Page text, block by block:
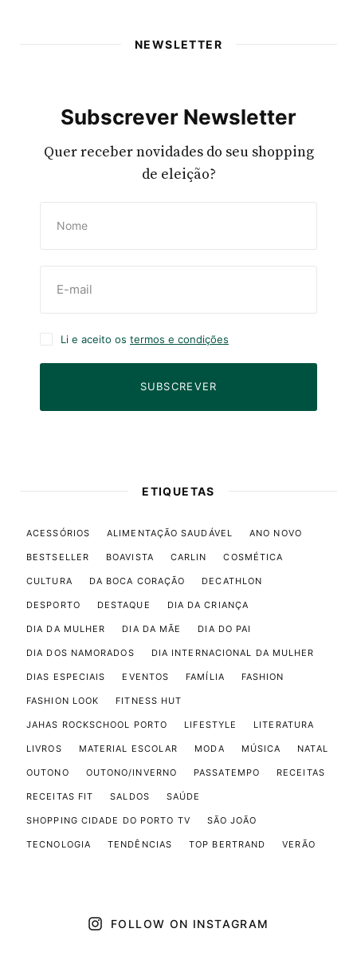
NEWSLETTER
Subscrever Newsletter
Quer receber novidades do seu shopping
de eleição?
Li e aceito os termos e condições
SUBSCREVER
ETIQUETAS
ACESSÓRIOS ALIMENTAÇÃO SAUDÁVEL ANO NOVO
BESTSELLER BOAVISTA CARLIN COSMÉTICA
CULTURA DA BOCA CORAÇÃO DECATHLON
DESPORTO DESTAQUE DIA DA CRIANÇA
DIA DA MULHER DIA DA MÃE DIA DO PAI
DIA DOS NAMORADOS DIA INTERNACIONAL DA MULHER
DIAS ESPECIAIS EVENTOS FAMÍLIA FASHION
FASHION LOOK FITNESS HUT
JAHAS ROCKSCHOOL PORTO LIFESTYLE LITERATURA
LIVROS MATERIAL ESCOLAR MODA MÚSICA NATAL
OUTONO OUTONO/INVERNO PASSATEMPO RECEITAS
RECEITAS FIT SALDOS SAÚDE
SHOPPING CIDADE DO PORTO TV SÃO JOÃO
TECNOLOGIA TENDÊNCIAS TOP BERTRAND VERÃO
FOLLOW ON INSTAGRAM